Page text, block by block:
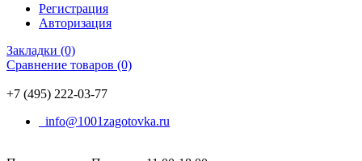
Регистрация
Авторизация
Закладки (0)
Сравнение товаров (0)
+7 (495) 222-03-77
info@1001zagotovka.ru